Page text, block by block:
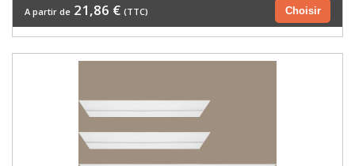
Choisir
A partir de 21,86 € (TTC)